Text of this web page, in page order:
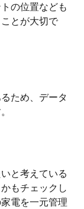
の位置なども
とが大切で
ため、データ
と考えている
もチェックし
電を一元管理